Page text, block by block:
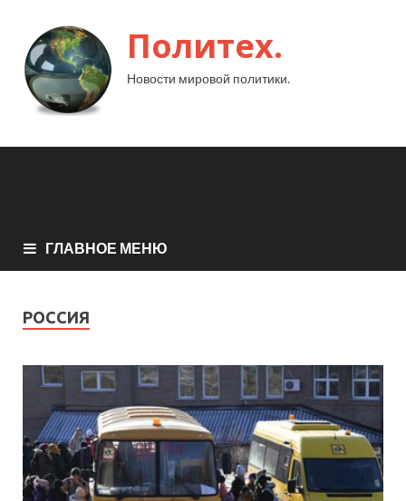
Политех.
Новости мировой политики.
ГЛАВНОЕ МЕНЮ
РОССИЯ